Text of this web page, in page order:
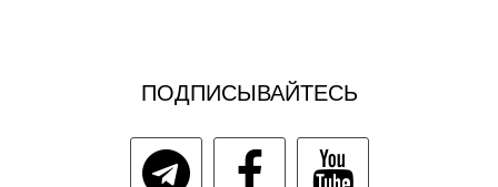
ПОДПИСЫВАЙТЕСЬ